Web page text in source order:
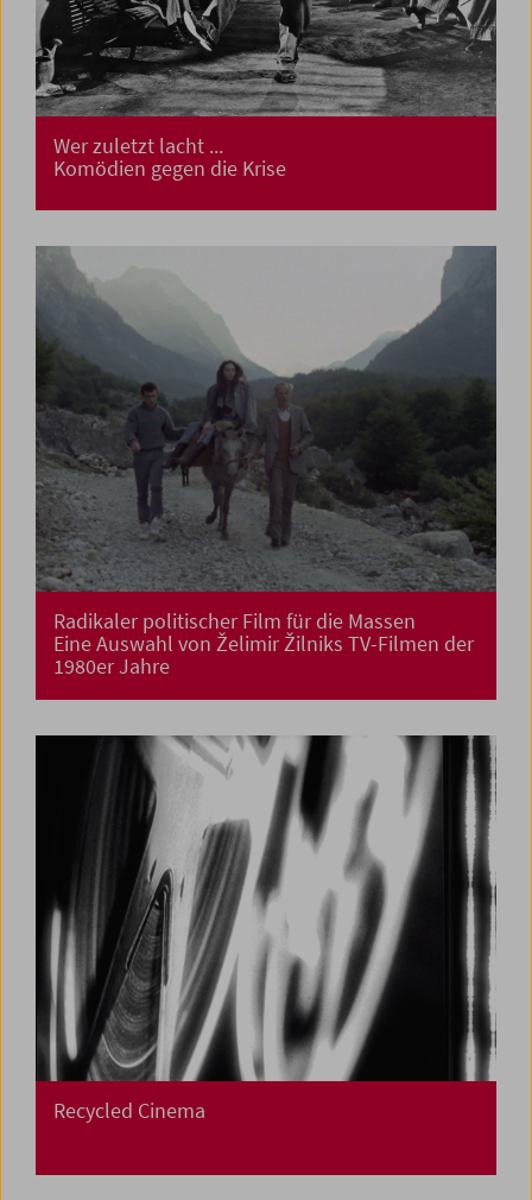
Wer zuletzt lacht ...
Komödien gegen die Krise
Radikaler politischer Film für die Massen
Eine Auswahl von Želimir Žilniks TV-Filmen der
1980er Jahre
Recycled Cinema